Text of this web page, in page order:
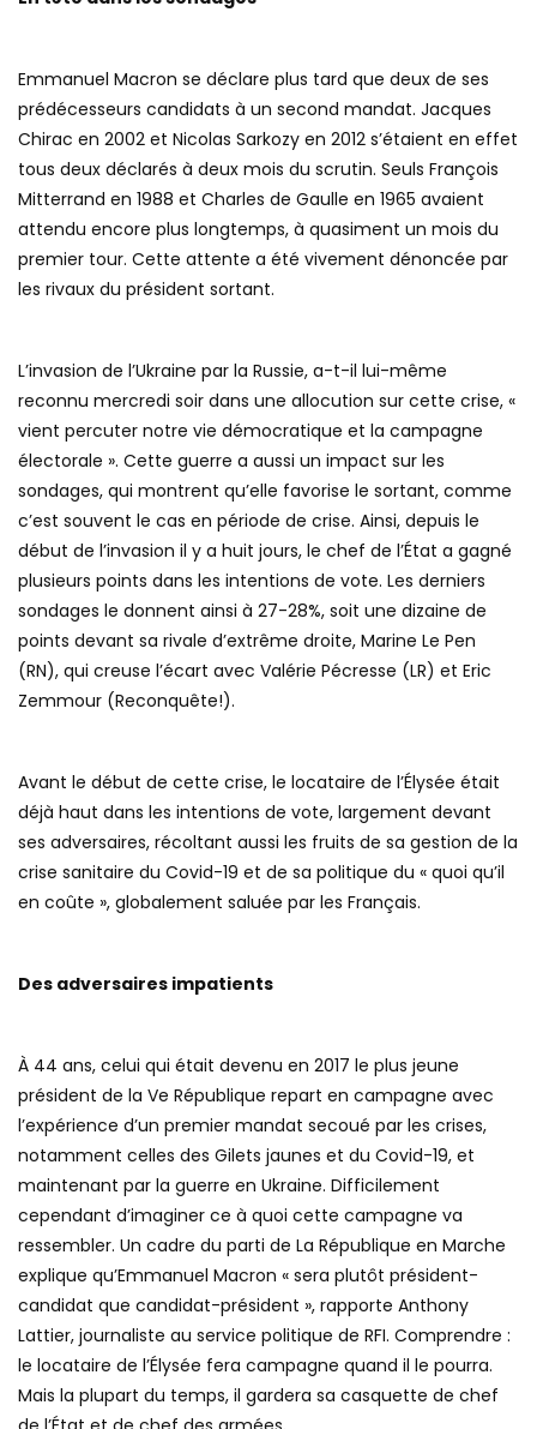
Emmanuel Macron se déclare plus tard que deux de ses
prédécesseurs candidats à un second mandat. Jacques
Chirac en 2002 et Nicolas Sarkozy en 2012 s’étaient en effet
tous deux déclarés à deux mois du scrutin. Seuls François
Mitterrand en 1988 et Charles de Gaulle en 1965 avaient
attendu encore plus longtemps, à quasiment un mois du
premier tour. Cette attente a été vivement dénoncée par
les rivaux du président sortant.
L’invasion de l’Ukraine par la Russie, a-t-il lui-même
reconnu mercredi soir dans une allocution sur cette crise, «
vient percuter notre vie démocratique et la campagne
électorale ». Cette guerre a aussi un impact sur les
sondages, qui montrent qu’elle favorise le sortant, comme
c’est souvent le cas en période de crise. Ainsi, depuis le
début de l’invasion il y a huit jours, le chef de l’État a gagné
plusieurs points dans les intentions de vote. Les derniers
sondages le donnent ainsi à 27-28%, soit une dizaine de
points devant sa rivale d’extrême droite, Marine Le Pen
(RN), qui creuse l’écart avec Valérie Pécresse (LR) et Eric
Zemmour (Reconquête!).
Avant le début de cette crise, le locataire de l’Élysée était
déjà haut dans les intentions de vote, largement devant
ses adversaires, récoltant aussi les fruits de sa gestion de la
crise sanitaire du Covid-19 et de sa politique du « quoi qu’il
en coûte », globalement saluée par les Français.
Des adversaires impatients
À 44 ans, celui qui était devenu en 2017 le plus jeune
président de la Ve République repart en campagne avec
l’expérience d’un premier mandat secoué par les crises,
notamment celles des Gilets jaunes et du Covid-19, et
maintenant par la guerre en Ukraine. Difficilement
cependant d’imaginer ce à quoi cette campagne va
ressembler. Un cadre du parti de La République en Marche
explique qu’Emmanuel Macron « sera plutôt président-
candidat que candidat-président », rapporte Anthony
Lattier, journaliste au service politique de RFI. Comprendre :
le locataire de l’Élysée fera campagne quand il le pourra.
Mais la plupart du temps, il gardera sa casquette de chef